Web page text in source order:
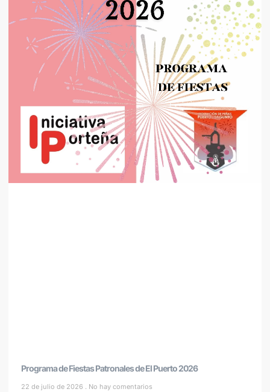
Programa de Fiestas Patronales de El Puerto 2026
22 de julio de 2026 No hay comentarios